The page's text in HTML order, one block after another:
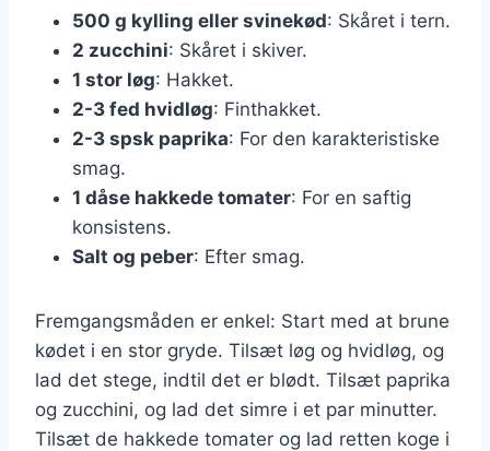
500 g kylling eller svinekød: Skåret i tern.
2 zucchini: Skåret i skiver.
1 stor løg: Hakket.
2-3 fed hvidløg: Finthakket.
2-3 spsk paprika: For den karakteristiske
smag.
1 dåse hakkede tomater: For en saftig
konsistens.
Salt og peber: Efter smag.
Fremgangsmåden er enkel: Start med at brune
kødet i en stor gryde. Tilsæt løg og hvidløg, og
lad det stege, indtil det er blødt. Tilsæt paprika
og zucchini, og lad det simre i et par minutter.
Tilsæt de hakkede tomater og lad retten koge i